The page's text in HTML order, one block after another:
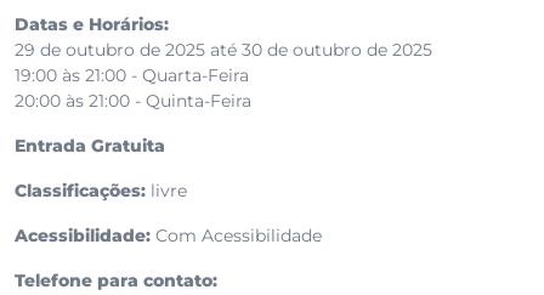
Datas e Horários:
29 de outubro de 2025 até 30 de outubro de 2025
19:00 às 21:00 - Quarta-Feira
20:00 às 21:00 - Quinta-Feira
Entrada Gratuita
Classificações: livre
Acessibilidade: Com Acessibilidade
Telefone para contato: